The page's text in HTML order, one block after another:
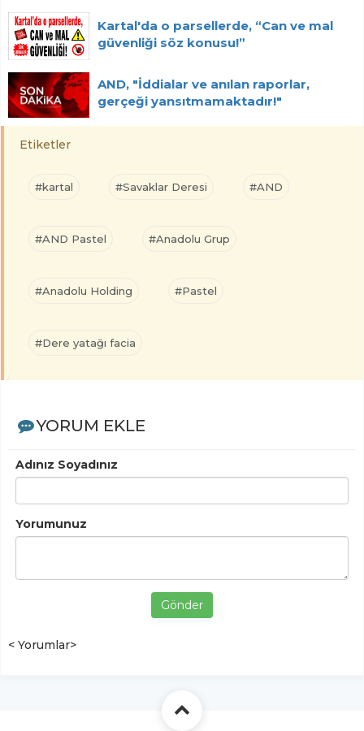
Kartal'da o parsellerde, “Can ve mal
güvenliği söz konusu!”
AND, "İddialar ve anılan raporlar,
gerçeği yansıtmamaktadır!"
Etiketler
#kartal #Savaklar Deresi #AND
#AND Pastel #Anadolu Grup
#Anadolu Holding #Pastel
#Dere yatağı facia
YORUM EKLE
Adınız Soyadınız
Yorumunuz
Gönder
< Yorumlar>